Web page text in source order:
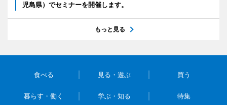
児島県）でセミナーを開催します。
もっと見る
食べる 見る・遊ぶ 買う
暮らす・働く 学ぶ・知る 特集